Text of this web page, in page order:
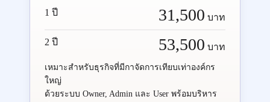
1 ปี 31,500 บาท
2 ปี 53,500 บาท
เหมาะสำหรับธุรกิจที่มีกาจัดการเทียบเท่าองค์กร
ใหญ่
ด้วยระบบ Owner, Admin และ User พร้อมบริหาร